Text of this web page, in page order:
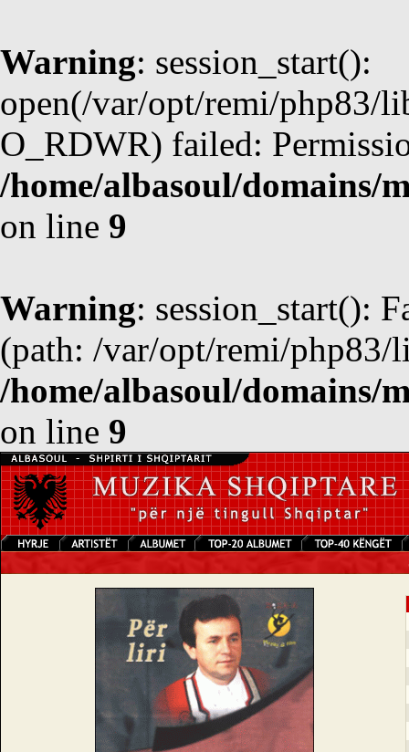
Warning: session_start():
open(/var/opt/remi/php83/
O_RDWR) failed:
/home/albasoul/domains/
on line 9
Warning: session_start():
(path: /var/opt/remi/php83/
/home/albasoul/domains/
on line 9